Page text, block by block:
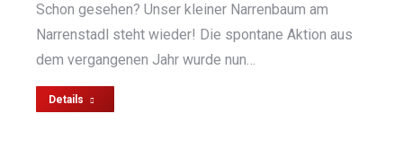
Schon gesehen? Unser kleiner Narrenbaum am
Narrenstadl steht wieder! Die spontane Aktion aus
dem vergangenen Jahr wurde nun…
Details